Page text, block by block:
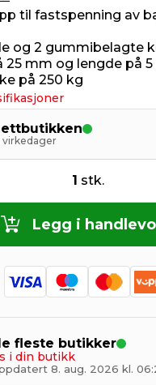
til fastspenning av
og 2 gummibelagte
25 mm og lengde på
på 250 kg
virkedager
1 stk.
Legg i
fleste butikker
i din butikk
8. aug. 2026 kl.